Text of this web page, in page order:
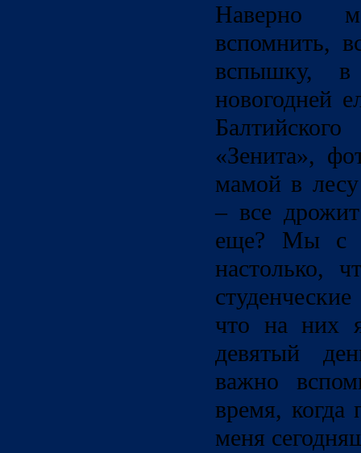
Наверно
вспомнить,
вспышку, в
новогодней
«Зенита»,
мамой в
– все
еще? Мы с
настолько,
что на них
девятый
важно
время,
меня